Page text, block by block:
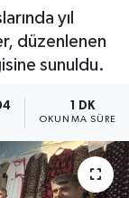
yıl
düzenlenen
sunuldu.
1 DK
OKUNMA SÜRESI